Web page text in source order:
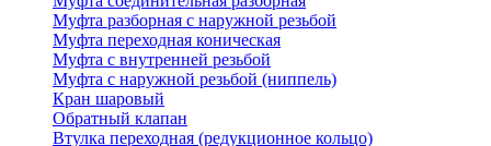
Муфта разборная с наружной резьбой
Муфта переходная коническая
Муфта с внутренней резьбой
Муфта с наружной резьбой (ниппель)
Кран шаровый
Обратный клапан
Втулка переходная (редукционное кольцо)